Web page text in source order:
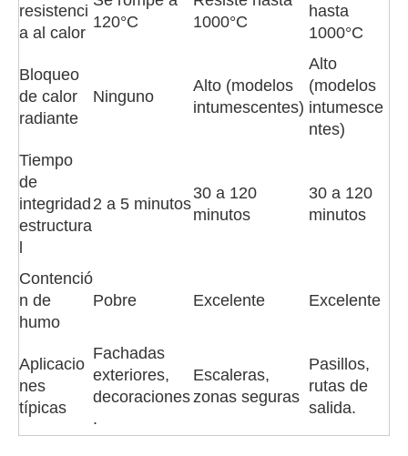
resistenci
a al calor
120°C
1000°C
hasta
1000°C
Bloqueo
de calor
radiante
Ninguno
Alto (modelos
intumescentes)
Alto
(modelos
intumesce
ntes)
Tiempo
de
integridad
estructura
2 a 5 minutos
30 a 120
minutos
30 a 120
minutos
Contenció
n de
humo
Pobre Excelente Excelente
Aplicacio
nes
típicas
Fachadas
exteriores,
decoraciones
.
Escaleras,
zonas seguras
Pasillos,
rutas de
salida.